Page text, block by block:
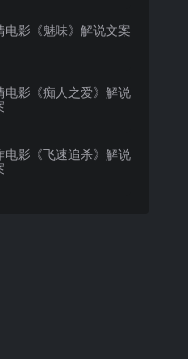
电影《魅味》解说文案
电影《痴人之爱》解说
电影《飞速追杀》解说